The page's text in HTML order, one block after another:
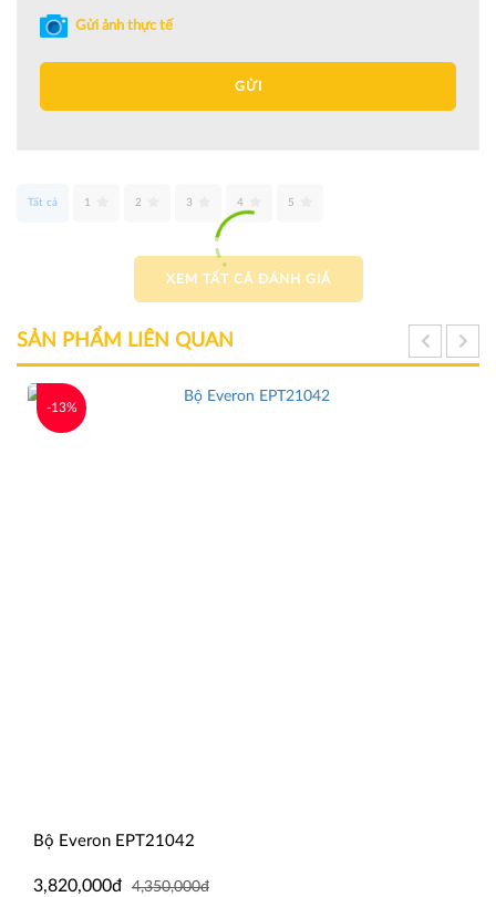
Gửi ảnh thực tế
GỬI
Tất cả 1 2 3 4 5
XEM TẤT CẢ ĐÁNH GIÁ
SẢN PHẨM LIÊN QUAN
-13%
Bộ Everon EPT21042
3,820,000đ 4,350,000đ